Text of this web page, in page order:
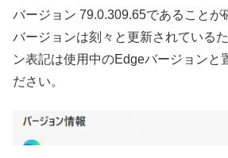
バージョン 79.0.309.65であることが
バージョンは刻々と更新されている
ン表記は使用中のEdgeバージョンと
ださい。